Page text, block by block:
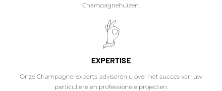
Champagnehuizen.
EXPERTISE
Onze Champagne-experts adviseren u over het succes van uw
particuliere en professionele projecten.